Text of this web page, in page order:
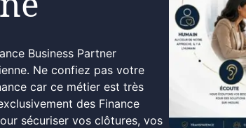
Business Partner
Ne confiez pas votre
car ce métier est très
des Finance
sécuriser vos clôtures, vos